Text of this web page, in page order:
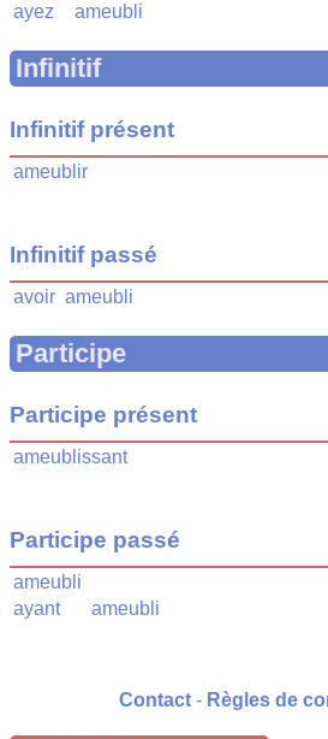
ayez
ameubli
Infinitif
Infinitif présent
ameublir
Infinitif passé
avoir ameubli
Participe
Participe présent
ameublissant
Participe passé
ameubli
ayant
ameubli
Contact - Règles de